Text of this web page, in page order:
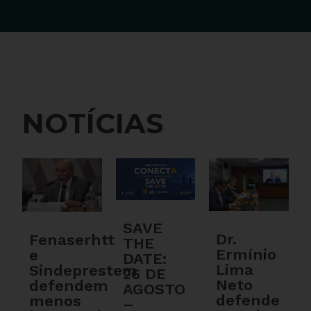
NOTÍCIAS
Fenaserhtt
e
Sindeprestem
defendem
menos
SAVE
THE
DATE:
26 DE
AGOSTO
–
Dr.
Ermínio
Lima
Neto
defende